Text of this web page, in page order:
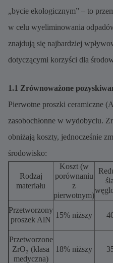
„bycie ekologicznym” – to
w celu wyeliminowania
znajdują się najbardziej
dotyczącymi korzyści dla
1.1 Zrównoważone
Pierwotne proszki ceramiczne
zasobochłonne w wydobyciu.
obniżają koszty, jednocześnie
środowisko:
Rodzaj
materiału
Koszt (w
porównaniu
z
pierwotnym)
Przetworzony
proszek AlN
15% niższy
Przetworzone
ZrO₂ (klasa
medyczna)
18% niższy